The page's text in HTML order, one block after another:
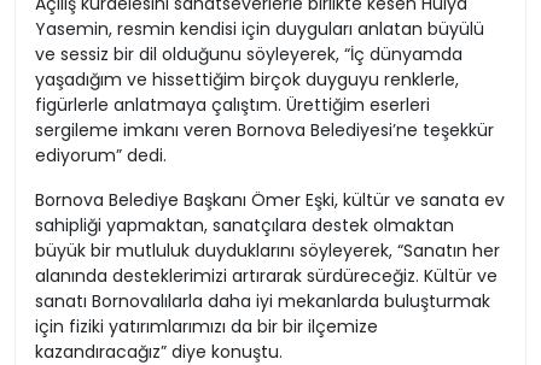
Yasemin, resmin kendisi için duyguları anlatan büyülü
ve sessiz bir dil olduğunu söyleyerek, “İç dünyamda
yaşadığım ve hissettiğim birçok duyguyu renklerle,
figürlerle anlatmaya çalıştım. Ürettiğim eserleri
sergileme imkanı veren Bornova Belediyesi’ne teşekkür
ediyorum” dedi.
Bornova Belediye Başkanı Ömer Eşki, kültür ve sanata ev
sahipliği yapmaktan, sanatçılara destek olmaktan
büyük bir mutluluk duyduklarını söyleyerek, “Sanatın her
alanında desteklerimizi artırarak sürdüreceğiz. Kültür ve
sanatı Bornovalılarla daha iyi mekanlarda buluşturmak
için fiziki yatırımlarımızı da bir bir ilçemize
kazandıracağız” diye konuştu.